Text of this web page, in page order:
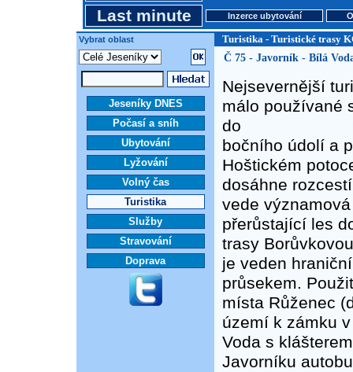
Last minute Inzerce ubytování
Vybrat oblast Turistika - Turistické trasy
Jeseníky DNES
Počasí a sníh
Ubytování
Lyžování
Volný čas
Turistika
Služby
Stravování
Doprava
Č 75 - Javorník - Bílá
Nejsevernější
málo používané
do
bočního údolí a
Hoštickém
dosáhne
vede
přerůstající les
trasy
je veden
průsekem.
místa Růženec
území k zámku
Voda s
Javorníku